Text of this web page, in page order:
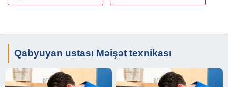
Qabyuyan ustası Məişət texnikası